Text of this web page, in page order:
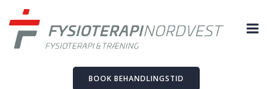
content
BOOK BEHANDLINGSTID